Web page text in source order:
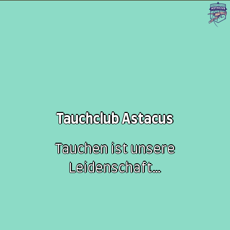
Tauchclub Astacus
Tauchen ist unsere
Leidenschaft…